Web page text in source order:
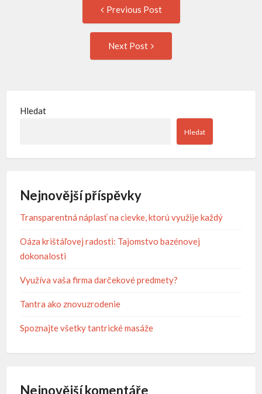
navigation
Previous Post
Next Post
Hledat
Hledat
Nejnovější příspěvky
Transparentná náplasť na cievke, ktorú využije každý
Oáza krištáľovej radosti: Tajomstvo bazénovej
dokonalosti
Využíva vaša firma darčekové predmety?
Tantra ako znovuzrodenie
Spoznajte všetky tantrické masáže
Nejnovější komentáře